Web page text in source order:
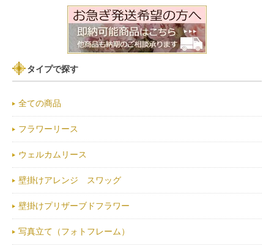
タイプで探す
全ての商品
フラワーリース
ウェルカムリース
壁掛けアレンジ スワッグ
壁掛けプリザーブドフラワー
写真立て（フォトフレーム）